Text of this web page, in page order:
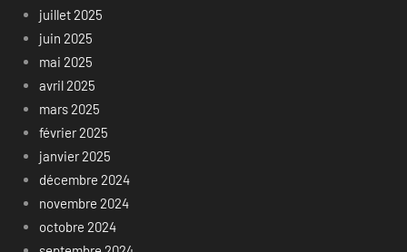
juillet 2025
juin 2025
mai 2025
avril 2025
mars 2025
février 2025
janvier 2025
décembre 2024
novembre 2024
octobre 2024